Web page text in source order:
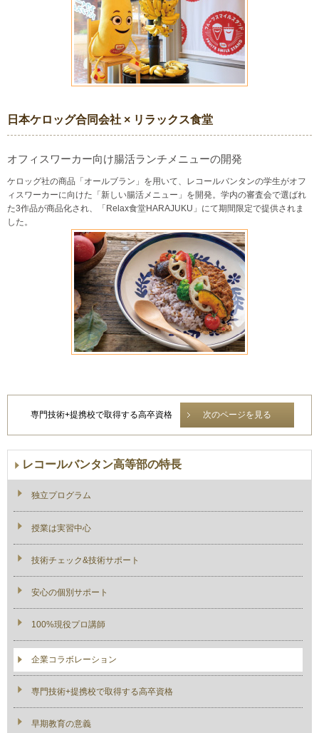
日本ケロッグ合同会社 × リラックス食堂
オフィスワーカー向け腸活ランチメニューの開発
ケロッグ社の商品「オールブラン」を用いて、レコールバンタンの学生がオフ
ィスワーカーに向けた「新しい腸活メニュー」を開発。学内の審査会で選ばれ
た3作品が商品化され、「Relax食堂HARAJUKU」にて期間限定で提供されま
した。
専門技術+提携校で取得する高卒資格 次のページを見る
レコールバンタン高等部の特長
独立プログラム
授業は実習中心
技術チェック&技術サポート
安心の個別サポート
100%現役プロ講師
企業コラボレーション
専門技術+提携校で取得する高卒資格
早期教育の意義